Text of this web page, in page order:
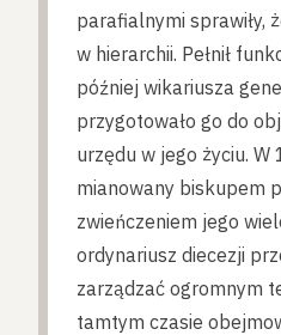
parafialnymi sprawiły,
w hierarchii. Pełnił
później wikariusza
przygotowało go do
urzędu w jego życiu.
mianowany biskupem
zwieńczeniem jego
ordynariusz diecezji
zarządzać ogromnym
tamtym czasie